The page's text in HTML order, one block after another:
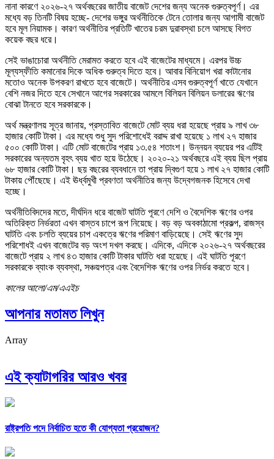
নানা কারণে ২০২৬-২৭ অর্থবছরের জাতীয় বাজেট দেশের জন্য অনেক গুরুত্বপূর্ণ। এর
মধ্যে বড় তিনটি বিষয় হচ্ছে- দেশের ভঙ্গুর অর্থনীতিকে টেনে তোলার জন্য আগামী বাজেট
হবে মূল নিয়ামক। কারণ অর্থনীতির প্রতিটি খাতের চরম দুরাবস্থা চলে আসছে বিগত
কয়েক বছর ধরে।
সেই ভাঙাচোরা অর্থনীতি মেরামত করতে হবে এই বাজেটের মাধ্যমে। এরপর উচ্চ
মূল্যস্ফীতি কমানোর দিকে অধিক গুরুত্ব দিতে হবে। আবার বিনিয়োগ খরা কাটানোর
মতোও অনেক উপকরণ রাখতে হবে বাজেটে। অর্থনীতির এসব গুরুত্বপূর্ণ খাতে যেখানে
বেশি নজর দিতে হবে সেখানে আগের সরকারের আমলে বিলিয়ন বিলিয়ন ডলারের ঋণের
বোঝা টানতে হবে সরকারকে।
অর্থ মন্ত্রণালয় সূত্র জানায়, প্রস্তাবিত বাজেটে মোট ব্যয় ধরা হয়েছে প্রায় ৯ লাখ ৩৮
হাজার কোটি টাকা। এর মধ্যে শুধু সুদ পরিশোধেই বরাদ্দ রাখা হয়েছে ১ লাখ ২৭ হাজার
৫০০ কোটি টাকা। এটি মোট বাজেটের প্রায় ১৩.৫৪ শতাংশ। উন্নয়ন ব্যয়ের পর এটিই
সরকারের অন্যতম বৃহৎ ব্যয় খাত হয়ে উঠেছে। ২০২০-২১ অর্থবছরে এই ব্যয় ছিল প্রায়
৬৮ হাজার কোটি টাকা। ছয় বছরের ব্যবধানে তা প্রায় দ্বিগুণ হয়ে ১ লাখ ২৭ হাজার কোটি
টাকায় পৌঁছেছে। এই ঊর্ধ্বমুখী প্রবণতা অর্থনীতির জন্য উদ্বেগজনক হিসেবে দেখা
হচ্ছে।
অর্থনীতিবিদদের মতে, দীর্ঘদিন ধরে বাজেট ঘাটতি পূরণে দেশি ও বৈদেশিক ঋণের ওপর
অতিরিক্ত নির্ভরতা এখন বাস্তব চাপে রূপ নিয়েছে। বড় বড় অবকাঠামো প্রকল্প, রাজস্ব
ঘাটতি এবং চলতি ব্যয়ের চাপ একত্রে ঋণের পরিমাণ বাড়িয়েছে। সেই ঋণের সুদ
পরিশোধই এখন বাজেটের বড় অংশ দখল করছে। এদিকে, এদিকে ২০২৬-২৭ অর্থবছরের
বাজেটে প্রায় ২ লাখ ৪৩ হাজার কোটি টাকার ঘাটতি ধরা হয়েছে। এই ঘাটতি পূরণে
সরকারকে ব্যাংক ব্যবস্থা, সঞ্চয়পত্র এবং বৈদেশিক ঋণের ওপর নির্ভর করতে হবে।
কালের আলো/এম/এএইচ
আপনার মতামত লিখুন
Array
এই ক্যাটাগরির আরও খবর
রাষ্ট্রপতি পদে নির্বাচিত হতে কী যোগ্যতা প্রয়োজন?